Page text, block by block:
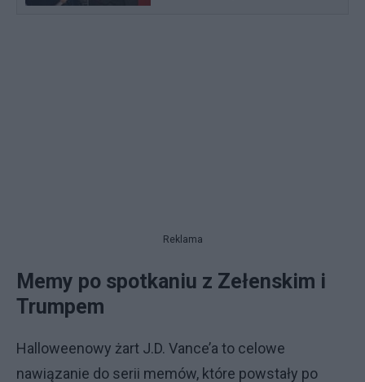
Reklama
Memy po spotkaniu z Zełenskim i
Trumpem
Halloweenowy żart J.D. Vance’a to celowe
nawiązanie do serii memów, które powstały po